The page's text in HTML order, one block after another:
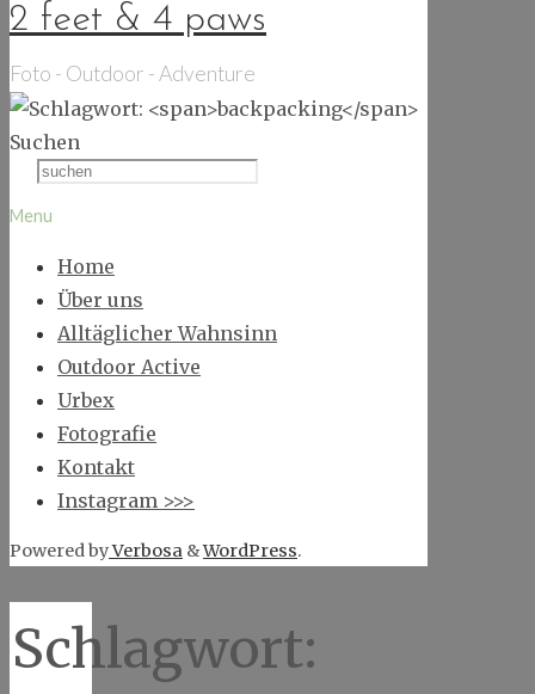
2 feet & 4 paws
Foto - Outdoor - Adventure
Suchen
Menu
Home
Über uns
Alltäglicher Wahnsinn
Outdoor Active
Urbex
Fotografie
Kontakt
Instagram >>>
Powered byVerbosa &WordPress.
Schlagwort: